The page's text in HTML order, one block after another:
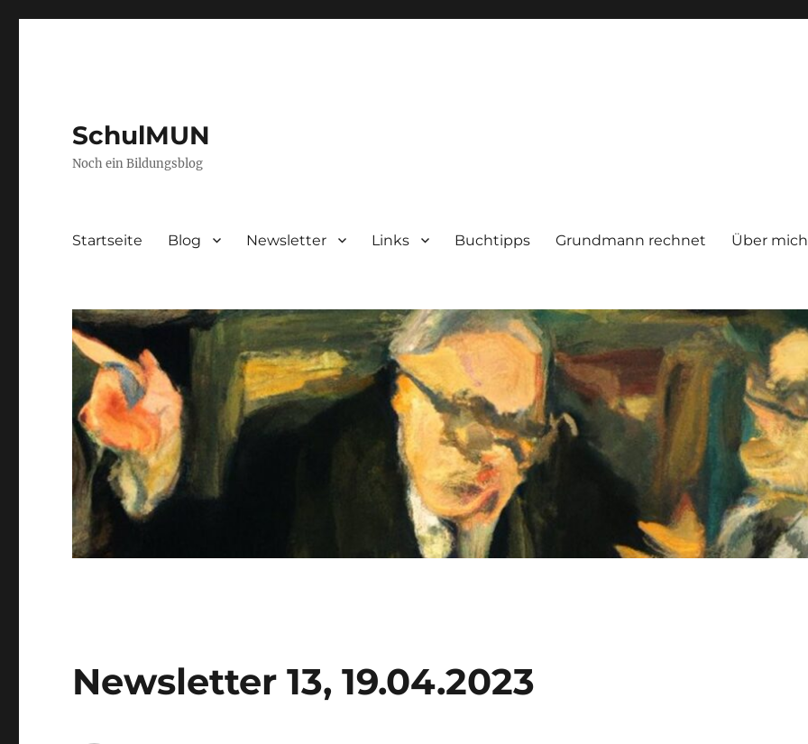
SchulMUN
Noch ein Bildungsblog
Startseite Blog Newsletter Links Buchtipps Grundmann rechnet Über mich
Newsletter 13, 19.04.2023